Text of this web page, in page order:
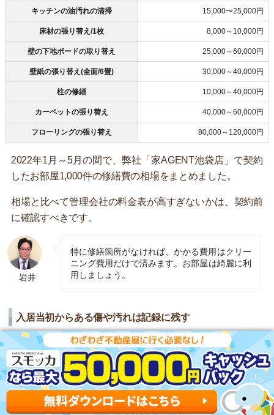
キッチンの油汚れの清掃 15,000〜25,000円
床材の張り替え/1枚 8,000～10,000円
壁の下地ボードの取り替え 25,000～60,000円
壁紙の張り替え(全面/6畳) 30,000～40,000円
柱の修繕 10,000～40,000円
カーペットの張り替え 40,000～60,000円
フローリングの張り替え 80,000～120,000円
2022年1月～5月の間で、弊社「家AGENT池袋店」で契約
したお部屋1,000件の修繕費の相場をまとめました。
相場と比べて管理会社の料金表が高すぎないかは、契約前
に確認すべきです。
岩井
特に修繕箇所がなければ、かかる費用はクリー
ニング費用だけで済みます。お部屋は綺麗に利
用しましょう。
入居当初からある傷や汚れは記録に残す